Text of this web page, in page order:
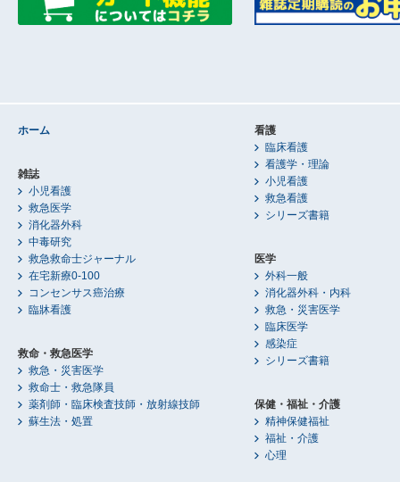
ホーム
雑誌
小児看護
救急医学
消化器外科
中毒研究
救急救命士ジャーナル
在宅新療0-100
コンセンサス癌治療
臨牀看護
救命・救急医学
救急・災害医学
救命士・救急隊員
薬剤師・臨床検査技師・放射線技師
蘇生法・処置
看護
臨床看護
看護学・理論
小児看護
救急看護
シリーズ書籍
医学
外科一般
消化器外科・内科
救急・災害医学
臨床医学
感染症
シリーズ書籍
保健・福祉・介護
精神保健福祉
福祉・介護
心理